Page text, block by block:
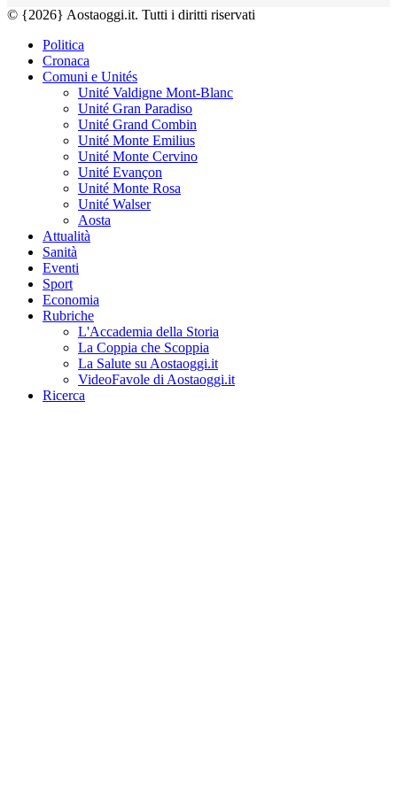
© {2026} Aostaoggi.it. Tutti i diritti riservati
Politica
Cronaca
Comuni e Unités
Unité Valdigne Mont-Blanc
Unité Gran Paradiso
Unité Grand Combin
Unité Monte Emilius
Unité Monte Cervino
Unité Evançon
Unité Monte Rosa
Unité Walser
Aosta
Attualità
Sanità
Eventi
Sport
Economia
Rubriche
L'Accademia della Storia
La Coppia che Scoppia
La Salute su Aostaoggi.it
VideoFavole di Aostaoggi.it
Ricerca